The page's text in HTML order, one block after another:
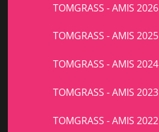
TOMGRASS - AMIS 2026
TOMGRASS - AMIS 2025
TOMGRASS - AMIS 2024
TOMGRASS - AMIS 2023
TOMGRASS - AMIS 2022